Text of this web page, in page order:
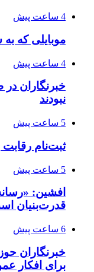
4 ساعت پیش
موبایلی که
4 ساعت پیش
خبرنگاران
نبودند
5 ساعت پیش
ثبت‌نام رقابت بزرگ
5 ساعت پیش
افشین:
قدرت‌بنیان
6 ساعت پیش
خبرنگاران
برای افکار